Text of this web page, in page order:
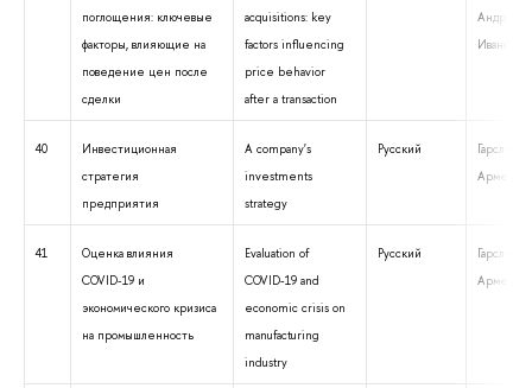
поглощения: ключевые
факторы, влияющие на
поведение цен после
сделки
acquisitions: key
factors influencing
price behavior
after a transaction
Андрей
Иванович
40
Инвестиционная
стратегия
предприятия
A company's
investments
strategy
Русский
Гарслян
41
Оценка влияния
COVID-19 и
экономического кризиса
на промышленность
Evaluation of
COVID-19 and
economic crisis on
manufacturing
industry
Русский
Гарслян